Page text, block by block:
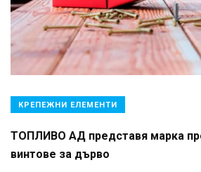
КРЕПЕЖНИ ЕЛЕМЕНТИ
ТОПЛИВО АД представя марка
винтове за дърво